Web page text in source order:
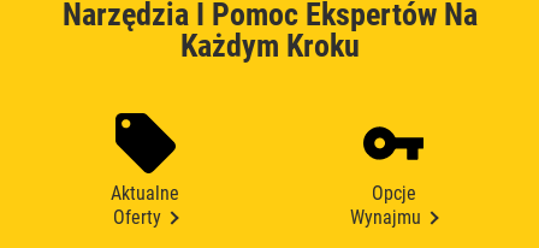
Narzędzia I Pomoc Ekspertów Na
Każdym Kroku
Aktualne
Oferty
Opcje
Wynajmu